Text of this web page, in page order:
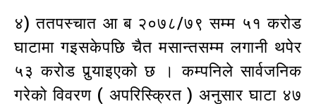
४) ततपस्चात आ ब २०७८/७९ सम्म ५१ करोड
घाटामा गइसकेपछि चैत मसान्तसम्म लगानी थपेर
५३ करोड पुर्‍याइएको छ । कम्पनिले सार्वजनिक
गरेको विवरण ( अपरिस्क्रित ) अनुसार घाटा ४७